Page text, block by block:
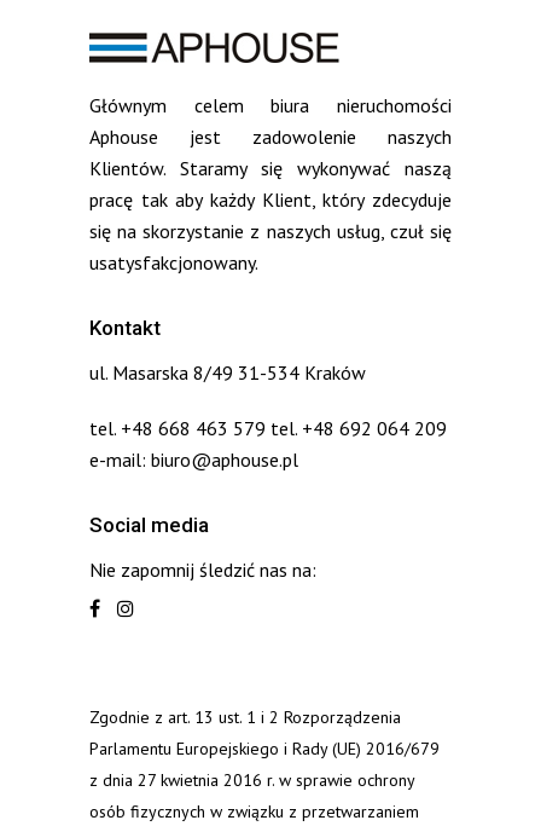
Głównym celem biura nieruchomości
Aphouse jest zadowolenie naszych
Klientów. Staramy się wykonywać naszą
pracę tak aby każdy Klient, który zdecyduje
się na skorzystanie z naszych usług, czuł się
usatysfakcjonowany.
Kontakt
ul. Masarska 8/49 31-534 Kraków
tel. +48 668 463 579 tel. +48 692 064 209
e-mail: biuro@aphouse.pl
Social media
Nie zapomnij śledzić nas na:
Zgodnie z art. 13 ust. 1 i 2 Rozporządzenia
Parlamentu Europejskiego i Rady (UE) 2016/679
z dnia 27 kwietnia 2016 r. w sprawie ochrony
osób fizycznych w związku z przetwarzaniem